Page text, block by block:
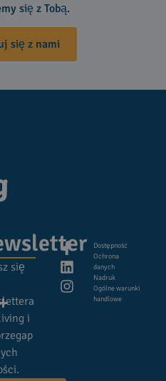
się z Tobą.
się z nami
się
i
Dostępność
Ochrona
danych
Nadruk
Ogólne warunki
handlowe